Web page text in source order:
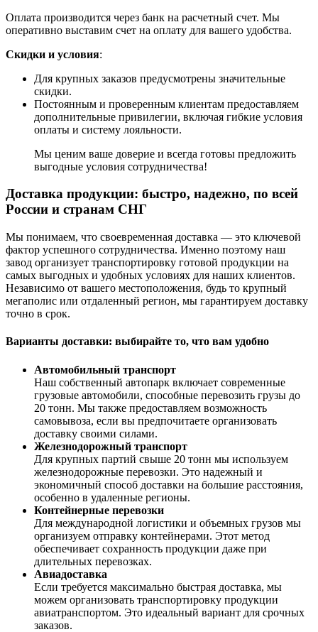
Оплата производится через банк на расчетный счет. Мы
оперативно выставим счет на оплату для вашего удобства.
Скидки и условия:
Для крупных заказов предусмотрены значительные
скидки.
Постоянным и проверенным клиентам предоставляем
дополнительные привилегии, включая гибкие условия
оплаты и систему лояльности.
Мы ценим ваше доверие и всегда готовы предложить
выгодные условия сотрудничества!
Доставка продукции: быстро, надежно, по всей
России и странам СНГ
Мы понимаем, что своевременная доставка — это ключевой
фактор успешного сотрудничества. Именно поэтому наш
завод организует транспортировку готовой продукции на
самых выгодных и удобных условиях для наших клиентов.
Независимо от вашего местоположения, будь то крупный
мегаполис или отдаленный регион, мы гарантируем доставку
точно в срок.
Варианты доставки: выбирайте то, что вам удобно
Автомобильный транспорт
Наш собственный автопарк включает современные
грузовые автомобили, способные перевозить грузы до
20 тонн. Мы также предоставляем возможность
самовывоза, если вы предпочитаете организовать
доставку своими силами.
Железнодорожный транспорт
Для крупных партий свыше 20 тонн мы используем
железнодорожные перевозки. Это надежный и
экономичный способ доставки на большие расстояния,
особенно в удаленные регионы.
Контейнерные перевозки
Для международной логистики и объемных грузов мы
организуем отправку контейнерами. Этот метод
обеспечивает сохранность продукции даже при
длительных перевозках.
Авиадоставка
Если требуется максимально быстрая доставка, мы
можем организовать транспортировку продукции
авиатранспортом. Это идеальный вариант для срочных
заказов.